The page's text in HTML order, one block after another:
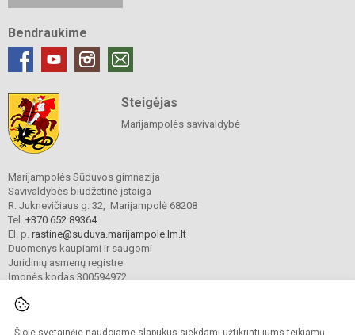
Šioje svetainėje naudojame slapukus siekdami užtikrinti jums teikiamų
Bendraukime
Steigėjas
Marijampolės savivaldybė
Marijampolės Sūduvos gimnazija
Savivaldybės biudžetinė įstaiga
R. Juknevičiaus g. 32, Marijampolė 68208
Tel. +370 652 89364
El. p. rastine@suduva.marijampole.lm.lt
Duomenys kaupiami ir saugomi
Juridinių asmenų registre
Įmonės kodas 300594972